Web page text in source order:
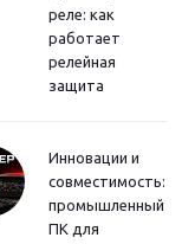
реле: как
работает
релейная
защита
Инновации и
совместимость:
промышленный
ПК для